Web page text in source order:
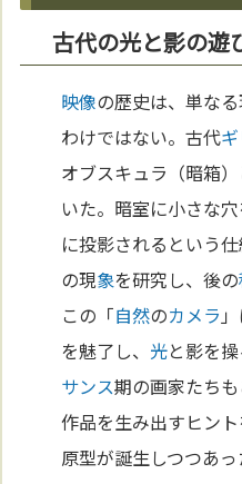
古代の光と影の遊
映像の歴史は、単な
わけではない。古代
オブスキュラ（暗箱
いた。暗室に小さな
に投影されるという仕
の現象を研究し、後の
この「自然のカメラ
を魅了し、 光と影を
サンス期の画家たち
作品を生み出すヒント
原型が誕生しつつあっ